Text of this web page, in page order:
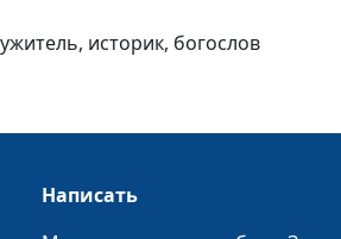
историк, богослов
Написать